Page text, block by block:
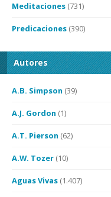
Meditaciones (731)
Predicaciones (390)
Autores
A.B. Simpson (39)
A.J. Gordon (1)
A.T. Pierson (62)
A.W. Tozer (10)
Aguas Vivas (1.407)